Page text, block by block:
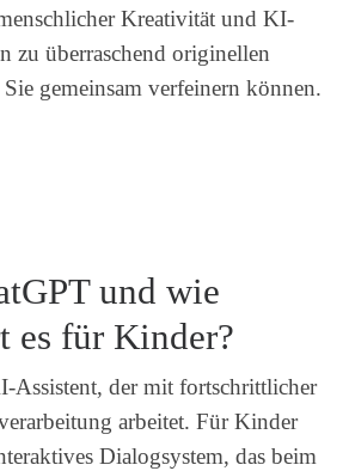
Kreativität und KI-
zu überraschend originellen
gemeinsam verfeinern können.
und wie
es für Kinder?
Assistent, der mit fortschrittlicher
arbeitet. Für Kinder
Dialogsystem, das beim